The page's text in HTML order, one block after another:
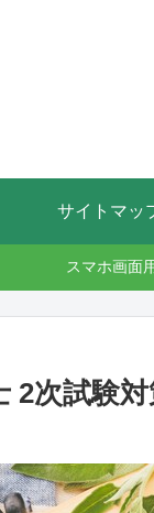
サイトマッ
スマホ画面
2次試験